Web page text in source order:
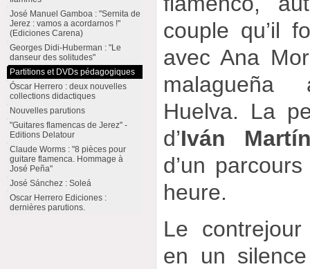
couple qu’il
avec Ana
Huelva. La
d’Iván
d’un
heure.
Le
en un
José Manuel Gamboa : "Sernita de
Jerez : vamos a acordarnos !"
(Ediciones Carena)
Georges Didi-Huberman : "Le
danseur des solitudes"
Partitions et DVDs pédagogiques
Óscar Herrero : deux nouvelles
collections didactiques
Nouvelles parutions
"Guitares flamencas de Jerez" -
Editions Delatour
Claude Worms : "8 pièces pour
guitare flamenca. Hommage à
José Peña"
José Sánchez : Soleá
Oscar Herrero Ediciones :
dernières parutions.